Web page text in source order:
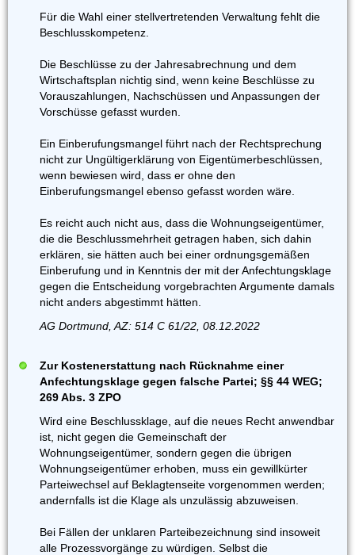
Für die Wahl einer stellvertretenden Verwaltung fehlt die
Beschlusskompetenz.
Die Beschlüsse zu der Jahresabrechnung und dem
Wirtschaftsplan nichtig sind, wenn keine Beschlüsse zu
Vorauszahlungen, Nachschüssen und Anpassungen der
Vorschüsse gefasst wurden.
Ein Einberufungsmangel führt nach der Rechtsprechung
nicht zur Ungültigerklärung von Eigentümerbeschlüssen,
wenn bewiesen wird, dass er ohne den
Einberufungsmangel ebenso gefasst worden wäre.
Es reicht auch nicht aus, dass die Wohnungseigentümer,
die die Beschlussmehrheit getragen haben, sich dahin
erklären, sie hätten auch bei einer ordnungsgemäßen
Einberufung und in Kenntnis der mit der Anfechtungsklage
gegen die Entscheidung vorgebrachten Argumente damals
nicht anders abgestimmt hätten.
AG Dortmund, AZ: 514 C 61/22, 08.12.2022
Zur Kostenerstattung nach Rücknahme einer
Anfechtungsklage gegen falsche Partei; §§ 44 WEG;
269 Abs. 3 ZPO
Wird eine Beschlussklage, auf die neues Recht anwendbar
ist, nicht gegen die Gemeinschaft der
Wohnungseigentümer, sondern gegen die übrigen
Wohnungseigentümer erhoben, muss ein gewillkürter
Parteiwechsel auf Beklagtenseite vorgenommen werden;
andernfalls ist die Klage als unzulässig abzuweisen.
Bei Fällen der unklaren Parteibezeichnung sind insoweit
alle Prozessvorgänge zu würdigen. Selbst die